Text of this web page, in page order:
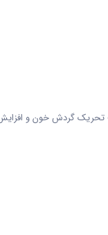
تحریک گردش خون و